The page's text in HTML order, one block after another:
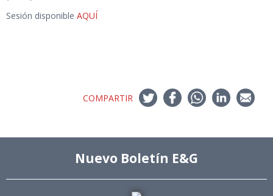
Sesión disponible AQUÍ
COMPARTIR
Nuevo Boletín E&G